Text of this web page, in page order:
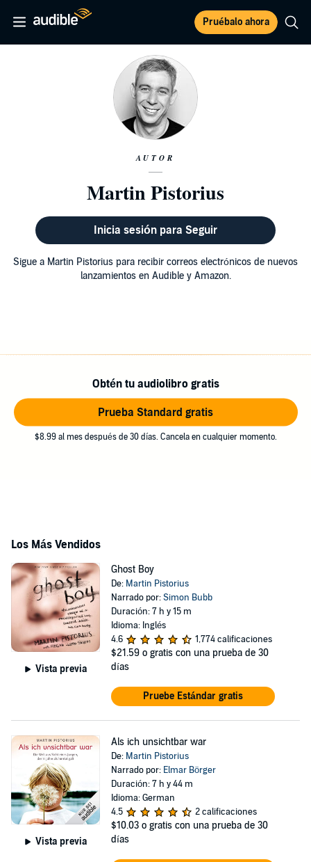
Pruébalo ahora
AUTOR
Martin Pistorius
Inicia sesión para Seguir
Sigue a Martin Pistorius para recibir correos electrónicos de nuevos
lanzamientos en Audible y Amazon.
Obtén tu audiolibro gratis
Prueba Standard gratis
$8.99 al mes después de 30 días. Cancela en cualquier momento.
Los Más Vendidos
Vista previa
Ghost Boy
De: Martin Pistorius
Narrado por:Simon Bubb
Duración: 7 h y 15 m
Idioma: Inglés
4.6
1,774 calificaciones
$21.59 o gratis con una prueba de 30
días
Pruebe Estándar gratis
Vista previa
Als ich unsichtbar war
De: Martin Pistorius
Narrado por: Elmar Börger
Duración: 7 h y 44 m
Idioma: German
4.5
2 calificaciones
$10.03 o gratis con una prueba de 30
días